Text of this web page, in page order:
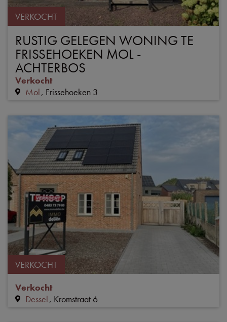
VERKOCHT
RUSTIG GELEGEN WONING TE
FRISSEHOEKEN MOL -
ACHTERBOS
Verkocht
Mol Frissehoeken 3
VERKOCHT
Verkocht
Dessel Kromstraat 6